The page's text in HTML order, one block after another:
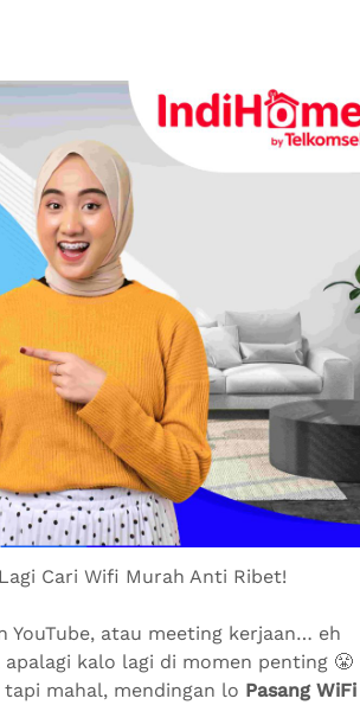
Cari Wifi Murah Anti Ribet!
YouTube, atau meeting kerjaan… eh
kalo lagi di momen penting 😤
mahal, mendingan lo Pasang WiFi